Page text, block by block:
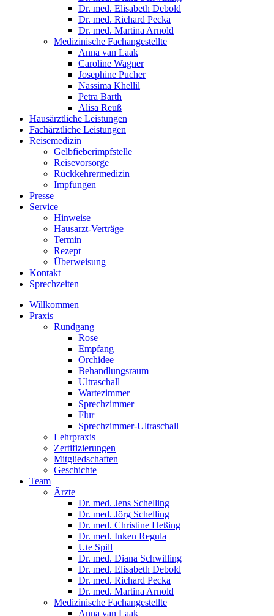
Dr. med. Elisabeth Debold
Dr. med. Richard Pecka
Dr. med. Martina Arnold
Medizinische Fachangestellte
Anna van Laak
Caroline Wagner
Josephine Pucher
Nassima Khellil
Petra Barth
Alisa Reuß
Hausärztliche Leistungen
Fachärztliche Leistungen
Reisemedizin
Gelbfieberimpfstelle
Reisevorsorge
Rückkehrermedizin
Impfungen
Presse
Service
Hinweise
Hausarzt-Verträge
Termin
Rezept
Überweisung
Kontakt
Sprechzeiten
Willkommen
Praxis
Rundgang
Rose
Empfang
Orchidee
Behandlungsraum
Ultraschall
Wartezimmer
Sprechzimmer
Flur
Sprechzimmer-Ultraschall
Lehrpraxis
Zertifizierungen
Mitgliedschaften
Geschichte
Team
Ärzte
Dr. med. Jens Schelling
Dr. med. Jörg Schelling
Dr. med. Christine Heßing
Dr. med. Inken Regula
Ute Spill
Dr. med. Diana Schwilling
Dr. med. Elisabeth Debold
Dr. med. Richard Pecka
Dr. med. Martina Arnold
Medizinische Fachangestellte
Anna van Laak